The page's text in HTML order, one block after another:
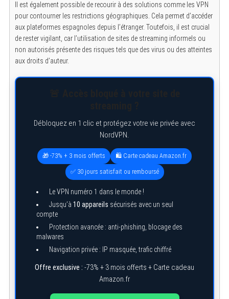
Il est également possible de recourir à des solutions comme les VPN
pour contourner les restrictions géographiques. Cela permet d’accéder
aux plateformes espagnoles depuis l’étranger. Toutefois, il est crucial
de rester vigilant, car l’utilisation de sites de streaming informels ou
non autorisés présente des risques tels que des virus ou des atteintes
aux droits d’auteur.
Débloquez en 1 clic et protégez votre vie privée avec
NordVPN.
🎁 -73% + 3 mois offerts 🛍️ Carte cadeau Amazon.fr
✅ 30 jours satisfait ou remboursé
Le VPN numéro 1 dans le monde !
Jusqu’à 10 appareils sécurisés avec un seul
compte
Protection avancée : anti-phishing, blocage des
malwares
Navigation privée : IP masquée, trafic chiffré
Offre exclusive : -73% + 3 mois offerts + Carte cadeau
Amazon.fr